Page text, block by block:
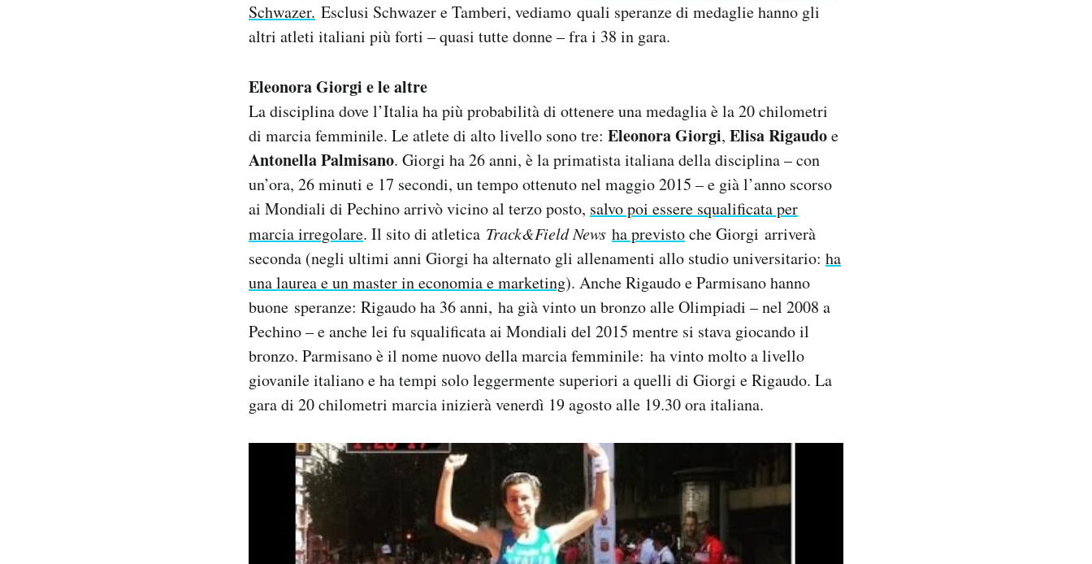
Schwazer. Esclusi Schwazer e Tamberi, vediamo quali speranze di medaglie hanno gli
altri atleti italiani più forti – quasi tutte donne – fra i 38 in gara.
Eleonora Giorgi e le altre
La disciplina dove l’Italia ha più probabilità di ottenere una medaglia è la 20 chilometri
di marcia femminile. Le atlete di alto livello sono tre: Eleonora Giorgi, Elisa Rigaudoe
Antonella Palmisano. Giorgi ha 26 anni, è la primatista italiana della disciplina – con
un’ora, 26 minuti e 17 secondi, un tempo ottenuto nel maggio 2015 – e già l’anno scorso
ai Mondiali di Pechino arrivò vicino al terzo posto, salvo poi essere squalificata per
marcia irregolare. Il sito di atletica Track&Field News ha previstoche Giorgi arriverà
seconda (negli ultimi anni Giorgi ha alternato gli allenamenti allo studio universitario: ha
una laurea e un master in economia e marketing). Anche Rigaudo e Parmisano hanno
buone speranze: Rigaudo ha 36 anni, ha già vinto un bronzo alle Olimpiadi – nel 2008 a
Pechino – e anche lei fu squalificata ai Mondiali del 2015 mentre si stava giocando il
bronzo. Parmisano è il nome nuovo della marcia femminile: ha vinto molto a livello
giovanile italiano e ha tempi solo leggermente superiori a quelli di Giorgi e Rigaudo. La
gara di 20 chilometri marcia inizierà venerdì 19 agosto alle 19.30 ora italiana.